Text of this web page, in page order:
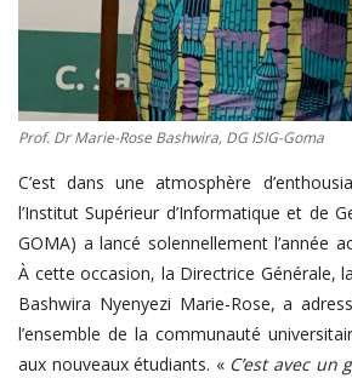
Prof. Dr Marie-Rose Bashwira, DG ISIG-Goma
C’est dans une atmosphère
l’Institut Supérieur d’Informatique et de
GOMA) a lancé solennellement l’année
À cette occasion, la Directrice Générale,
Bashwira Nyenyezi Marie-Rose, a
l’ensemble de la communauté
aux nouveaux étudiants. « C’est avec